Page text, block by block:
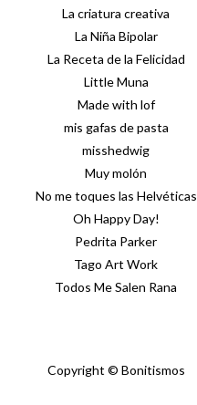
La criatura creativa
La Niña Bipolar
La Receta de la Felicidad
Little Muna
Made with lof
mis gafas de pasta
misshedwig
Muy molón
No me toques las Helvéticas
Oh Happy Day!
Pedrita Parker
Tago Art Work
Todos Me Salen Rana
Copyright © Bonitismos